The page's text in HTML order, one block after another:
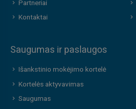
Partneriai
Kontaktai
Saugumas ir paslaugos
Išankstinio mokėjimo kortelė
Kortelės aktyvavimas
Saugumas